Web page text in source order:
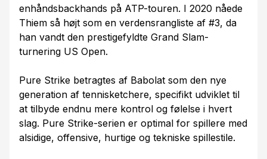
enhåndsbackhands på ATP-touren. I 2020 nåede
Thiem så højt som en verdensrangliste af #3, da
han vandt den prestigefyldte Grand Slam-
turnering US Open.
Pure Strike betragtes af Babolat som den nye
generation af tennisketchere, specifikt udviklet til
at tilbyde endnu mere kontrol og følelse i hvert
slag. Pure Strike-serien er optimal for spillere med
alsidige, offensive, hurtige og tekniske spillestile.